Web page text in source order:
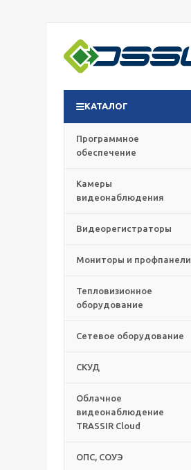
КАТАЛОГ
Программное
обеспечение
Камеры
видеонаблюдения
Видеорегистраторы
Мониторы и профпанели
Тепловизионное
оборудование
Сетевое оборудование
СКУД
Облачное
видеонаблюдение
TRASSIR Cloud
ОПС, СОУЭ